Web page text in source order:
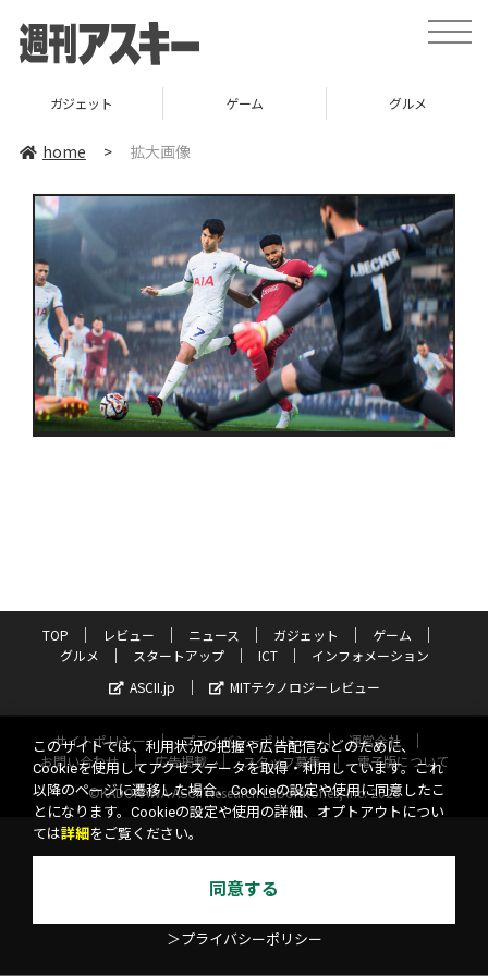
toggle
ガジェット ゲーム グルメ
home > 拡大画像
TOP レビュー ニュース ガジェット
ゲーム
グルメ
スタートアップ ICT
インフォメーション
ASCII.jp
MITテクノロジーレビュー
サイトポリシー プライバシーポリシー
運営会社
お問い合わせ
広告掲載 スタッフ募集
電子版について
©KADOKAWA ASCII Research Laboratories, Inc. 2026
このサイトでは、利用状況の把握や広告配信などのために、
Cookieを使用してアクセスデータを取得・利用しています。これ
以降のページに遷移した場合、Cookieの設定や使用に同意したこ
とになります。Cookieの設定や使用の詳細、オプトアウトについ
ては詳細 をご覧ください。
同意する
＞プライバシーポリシー